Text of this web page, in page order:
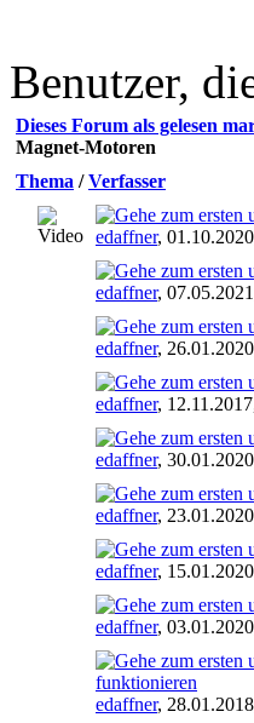
Benutzer,
Dieses Forum als gelesen
Magnet-Motoren
Thema /Verfasser
edaffner,
edaffner,
edaffner,
edaffner,
edaffner,
edaffner,
edaffner,
edaffner,
funktionieren
edaffner,